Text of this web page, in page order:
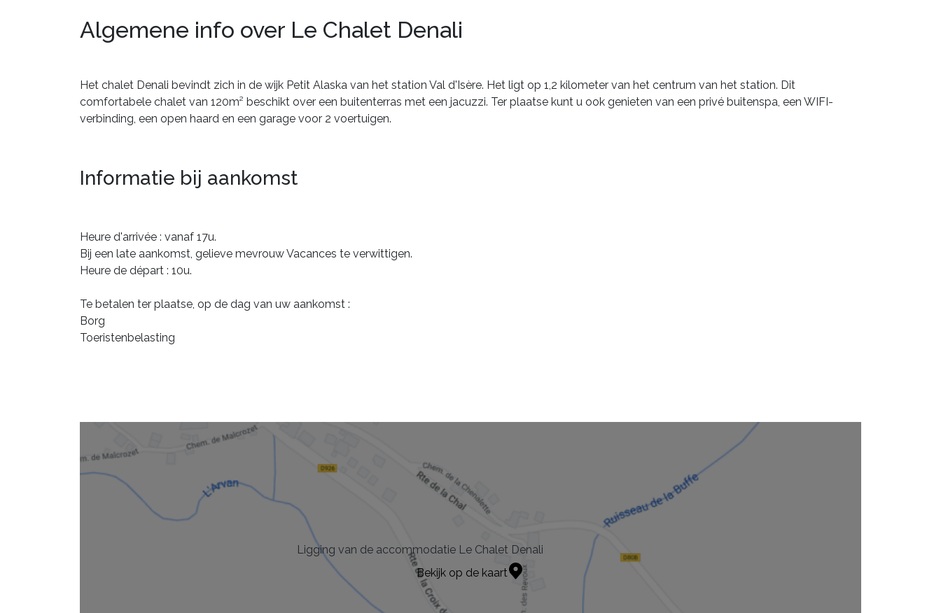
Algemene info over Le Chalet Denali
Het chalet Denali bevindt zich in de wijk Petit Alaska van het station Val d'Isère. Het ligt op 1,2 kilometer van het centrum van het station. Dit
comfortabele chalet van 120m² beschikt over een buitenterras met een jacuzzi. Ter plaatse kunt u ook genieten van een privé buitenspa, een WIFI-
verbinding, een open haard en een garage voor 2 voertuigen.
Informatie bij aankomst
Heure d'arrivée : vanaf 17u.
Bij een late aankomst, gelieve mevrouw Vacances te verwittigen.
Heure de départ : 10u.
Te betalen ter plaatse, op de dag van uw aankomst :
Borg
Toeristenbelasting
Ligging van de accommodatie Le Chalet Denali
Bekijk op de kaart